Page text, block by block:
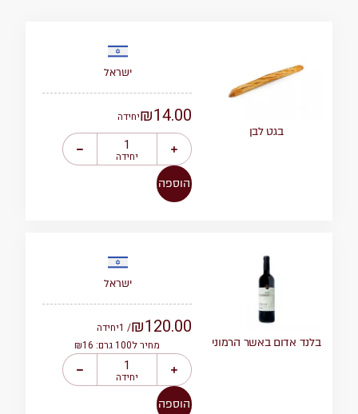
בגט לבן
ישראל
₪14.00 יחידה
יחידה
הוספה
בלנד אדום באשר הרמוני
ישראל
₪120.00
/ 1 יחידה
מחיר ל100 גרם: ₪16
יחידה
הוספה